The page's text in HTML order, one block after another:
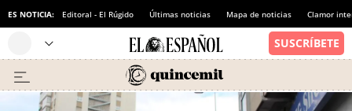
ES NOTICIA: Editoral - El Rúgido Últimas noticias Mapa de noticias Clamor